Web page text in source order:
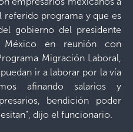
programa y que es
gobierno del presidente
México en reunión con
Migración Laboral,
ir a laborar por la vía
afinando salarios y
bendición poder
dijo el funcionario.